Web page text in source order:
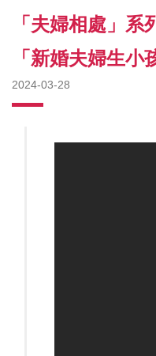
「夫婦相處」系
「新婚夫婦生小
2024-03-28